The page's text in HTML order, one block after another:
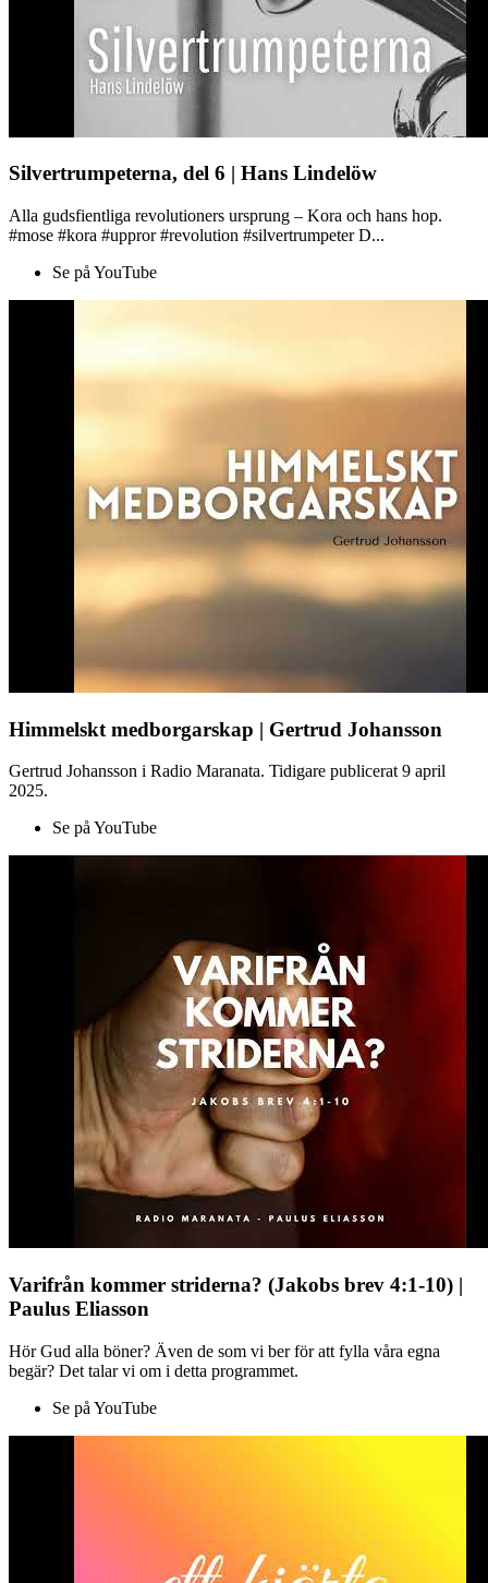
Silvertrumpeterna, del 6 | Hans Lindelöw
Alla gudsfientliga revolutioners ursprung – Kora och hans hop.
#mose #kora #uppror #revolution #silvertrumpeter D...
Se på YouTube
Himmelskt medborgarskap | Gertrud Johansson
Gertrud Johansson i Radio Maranata. Tidigare publicerat 9 april
2025.
Se på YouTube
Varifrån kommer striderna? (Jakobs brev 4:1-10) |
Paulus Eliasson
Hör Gud alla böner? Även de som vi ber för att fylla våra egna
begär? Det talar vi om i detta programmet.
Se på YouTube